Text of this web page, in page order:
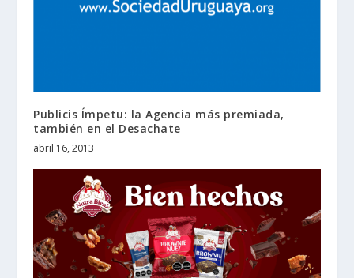
Publicis Ímpetu: la Agencia más premiada,
también en el Desachate
abril 16, 2013